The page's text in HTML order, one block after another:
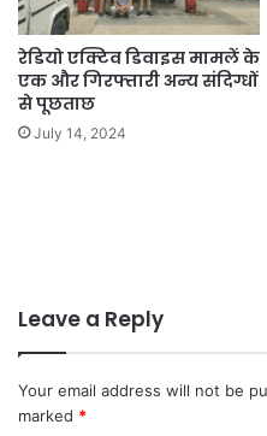
रेडियो एक्टिव डिवाइस मामलें के
एक और गिरफ्तारी अन्य संदिग्धों
से पूछताछ
July 14, 2024
Leave a Reply
Your email address will not be
marked *